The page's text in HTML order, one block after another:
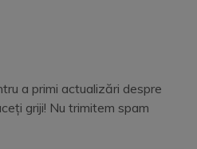
a primi actualizări despre
griji! Nu trimitem spam